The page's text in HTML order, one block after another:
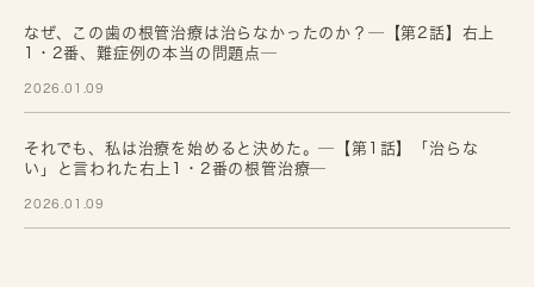
なぜ、この歯の根管治療は治らなかったのか？─【第2話】右上
1・2番、難症例の本当の問題点─
2026.01.09
それでも、私は治療を始めると決めた。─【第1話】「治らな
い」と言われた右上1・2番の根管治療─
2026.01.09